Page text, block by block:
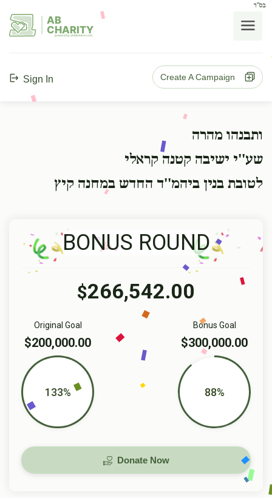
בס"ד
AB
CHARITY
powerd by ahblicklive.com
Sign In Create A Campaign
ותבנהו מהרה
שע''י ישיבה קטנה קראלי
לטובת בנין ביהמ''ד החדש במחנה קיץ
BONUS ROUND
$266,542.00
Bonus Goal
$300,000.00
88%
Original Goal
$200,000.00
133%
Donate Now